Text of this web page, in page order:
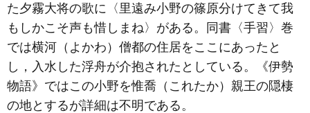
た夕霧大将の歌に〈里遠み小野の篠原分けてきて我
もしかこそ声も惜しまね〉がある。同書〈手習〉巻
では横河（よかわ）僧都の住居をここにあったと
し，入水した浮舟が介抱されたとしている。《伊勢
物語》ではこの小野を惟喬（これたか）親王の隠棲
の地とするが詳細は不明である。